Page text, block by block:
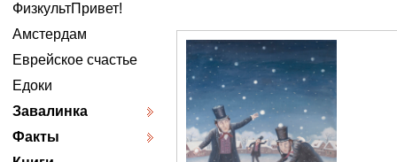
ФизкультПривет!
Амстердам
Еврейское счастье
Едоки
Завалинка
Факты